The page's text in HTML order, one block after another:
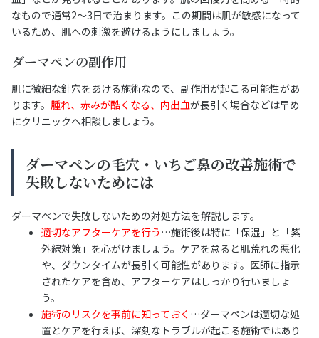
なもので通常2〜3日で治まります。この期間は肌が敏感になって
いるため、肌への刺激を避けるようにしましょう。
ダーマペンの副作用
肌に微細な針穴をあける施術なので、副作用が起こる可能性があ
ります。 腫れ、赤みが酷くなる、内出血が長引く場合などは早め
にクリニックへ相談しましょう。
ダーマペンの毛穴・いちご鼻の改善施術で
失敗しないためには
ダーマペンで失敗しないための対処方法を解説します。
適切なアフターケアを行う …施術後は特に「保湿」と「紫
外線対策」を心がけましょう。ケアを怠ると肌荒れの悪化
や、ダウンタイムが長引く可能性があります。医師に指示
されたケアを含め、アフターケアはしっかり行いましょ
う。
施術のリスクを事前に知っておく …ダーマペンは適切な処
置とケアを行えば、深刻なトラブルが起こる施術ではあり